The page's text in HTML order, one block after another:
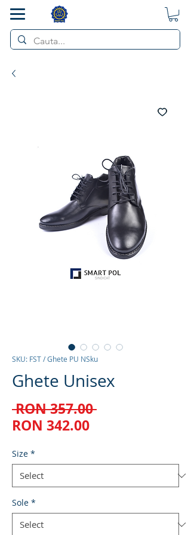
SKU: FST / Ghete PU NSku
Ghete Unisex
RON 357.00 Regular
RON 342.00Sale
Size *
Sole *